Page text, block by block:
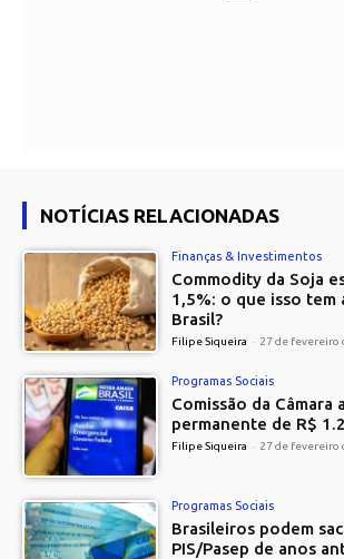
NOTÍCIAS RELACIONADAS
Finanças & Investimentos
Commodity da Soja
1,5%: o que isso tem
Brasil?
Filipe Siqueira - 27 de fevereiro
Programas Sociais
Comissão da Câmara
permanente de R$
Filipe Siqueira - 27 de fevereiro
Programas Sociais
Brasileiros podem
PIS/Pasep de anos